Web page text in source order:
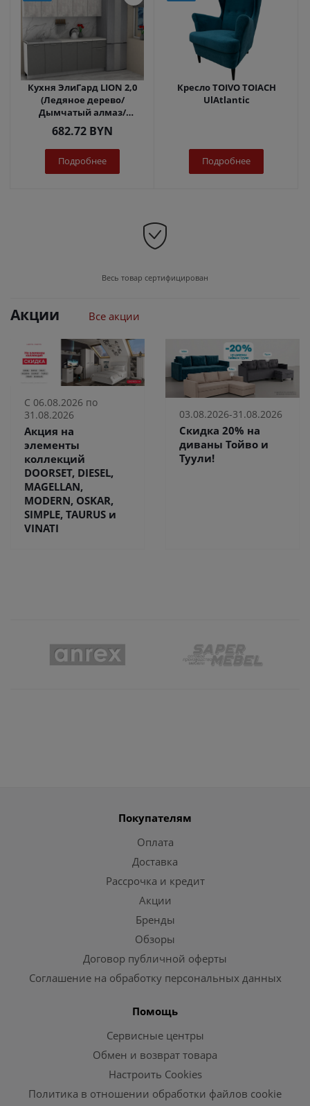
Кухня ЭлиГард LION 2,0
(Ледяное дерево/
Дымчатый алмаз/
Королевский опал)
682.72 BYN
Подробнее
Кресло TOIVO TOIACH
UlAtlantic
Подробнее
Весь товар сертифицирован
Акции Все акции
С 06.08.2026 по
31.08.2026
Акция на
элементы
коллекций
DOORSET, DIESEL,
MAGELLAN,
MODERN, OSKAR,
SIMPLE, TAURUS и
VINATI
03.08.2026-31.08.2026
Скидка 20% на
диваны Тойво и
Туули!
Покупателям
Оплата
Доставка
Рассрочка и кредит
Акции
Бренды
Обзоры
Договор публичной оферты
Соглашение на обработку персональных данных
Помощь
Сервисные центры
Обмен и возврат товара
Настроить Cookies
Политика в отношении обработки файлов cookie